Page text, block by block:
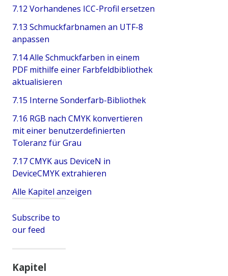
7.12 Vorhandenes ICC-Profil ersetzen
7.13 Schmuckfarbnamen an UTF-8
anpassen
7.14 Alle Schmuckfarben in einem
PDF mithilfe einer Farbfeldbibliothek
aktualisieren
7.15 Interne Sonderfarb-Bibliothek
7.16 RGB nach CMYK konvertieren
mit einer benutzerdefinierten
Toleranz für Grau
7.17 CMYK aus DeviceN in
DeviceCMYK extrahieren
Alle Kapitel anzeigen
Subscribe to
our feed
Kapitel